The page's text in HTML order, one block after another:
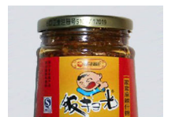
穀物類
漬物類
健康食品